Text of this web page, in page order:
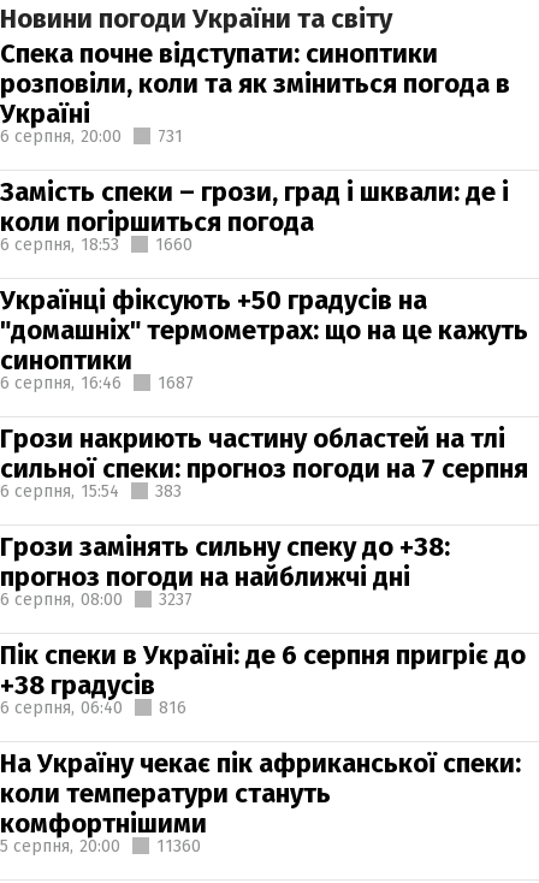
Новини погоди України та світу
Спека почне відступати: синоптики
розповіли, коли та як зміниться погода в
Україні
6 серпня, 20:00 731
Замість спеки – грози, град і шквали: де і
коли погіршиться погода
6 серпня, 18:53 1660
Українці фіксують +50 градусів на
"домашніх" термометрах: що на це кажуть
синоптики
6 серпня, 16:46 1687
Грози накриють частину областей на тлі
сильної спеки: прогноз погоди на 7 серпня
6 серпня, 15:54 383
Грози замінять сильну спеку до +38:
прогноз погоди на найближчі дні
6 серпня, 08:00 3237
Пік спеки в Україні: де 6 серпня пригріє до
+38 градусів
6 серпня, 06:40 816
На Україну чекає пік африканської спеки:
коли температури стануть
комфортнішими
5 серпня, 20:00 11360